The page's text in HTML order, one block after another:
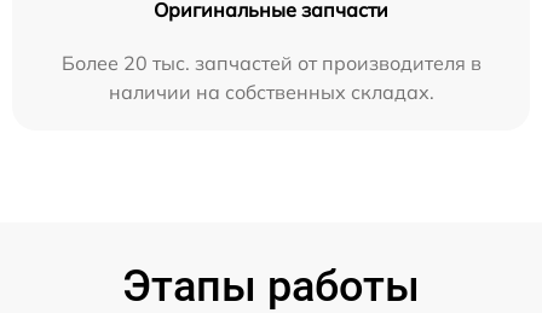
Оригинальные запчасти
Более 20 тыс. запчастей от производителя в
наличии на собственных складах.
Этапы работы